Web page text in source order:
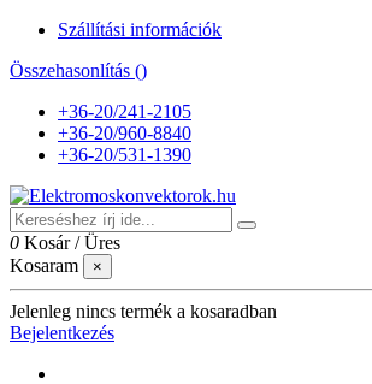
Szállítási információk
Összehasonlítás ()
+36-20/241-2105
+36-20/960-8840
+36-20/531-1390
0 Kosár /Üres
Kosaram
×
Jelenleg nincs termék a kosaradban
Bejelentkezés